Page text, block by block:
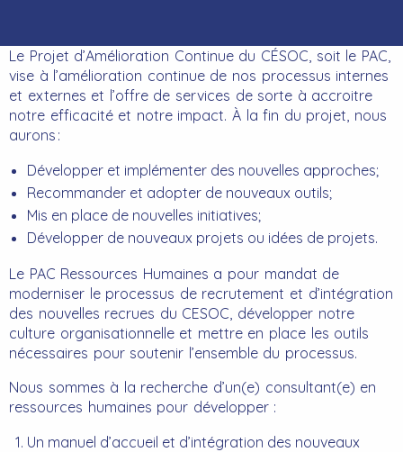
Le Projet d’Amélioration Continue du CÉSOC, soit le PAC,
vise à l’amélioration continue de nos processus internes
et externes et l’offre de services de sorte à accroitre
notre efficacité et notre impact. À la fin du projet, nous
aurons :
Développer et implémenter des nouvelles approches;
Recommander et adopter de nouveaux outils;
Mis en place de nouvelles initiatives;
Développer de nouveaux projets ou idées de projets.
Le PAC Ressources Humaines a pour mandat de
moderniser le processus de recrutement et d’intégration
des nouvelles recrues du CESOC, développer notre
culture organisationnelle et mettre en place les outils
nécessaires pour soutenir l’ensemble du processus.
Nous sommes à la recherche d’un(e) consultant(e) en
ressources humaines pour développer :
Un manuel d’accueil et d’intégration des nouveaux